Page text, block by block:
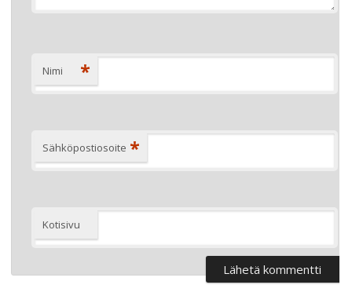
Nimi *
Sähköpostiosoite *
Kotisivu